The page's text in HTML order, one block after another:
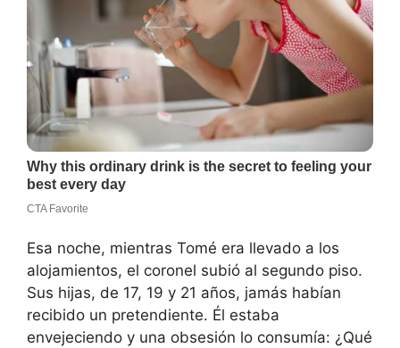
Esa noche, mientras Tomé era llevado a los
alojamientos, el coronel subió al segundo piso.
Sus hijas, de 17, 19 y 21 años, jamás habían
recibido un pretendiente. Él estaba
envejeciendo y una obsesión lo consumía: ¿Qué